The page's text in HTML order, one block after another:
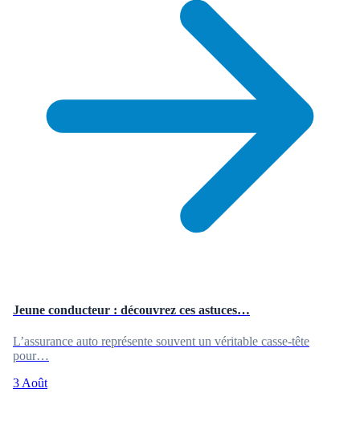
Jeune conducteur : découvrez ces astuces…
L’assurance auto représente souvent un véritable casse-tête
pour…
3 Août